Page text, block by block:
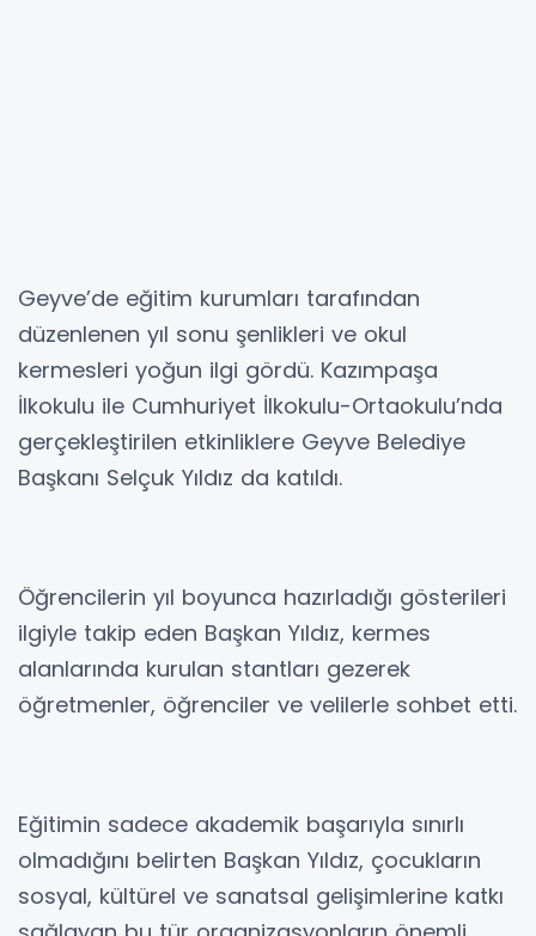
Geyve’de eğitim kurumları tarafından
düzenlenen yıl sonu şenlikleri ve okul
kermesleri yoğun ilgi gördü. Kazımpaşa
İlkokulu ile Cumhuriyet İlkokulu-Ortaokulu’nda
gerçekleştirilen etkinliklere Geyve Belediye
Başkanı Selçuk Yıldız da katıldı.
Öğrencilerin yıl boyunca hazırladığı gösterileri
ilgiyle takip eden Başkan Yıldız, kermes
alanlarında kurulan stantları gezerek
öğretmenler, öğrenciler ve velilerle sohbet etti.
Eğitimin sadece akademik başarıyla sınırlı
olmadığını belirten Başkan Yıldız, çocukların
sosyal, kültürel ve sanatsal gelişimlerine katkı